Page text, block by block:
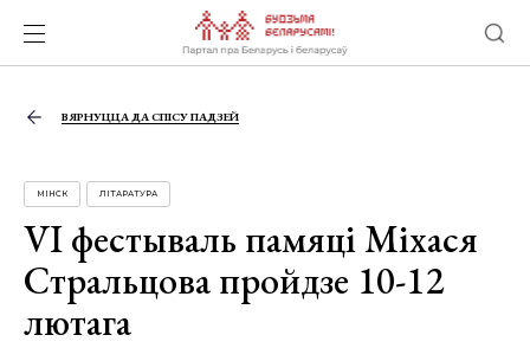
ВЯРНУЦЦА ДА СПІСУ ПАДЗЕЙ
МІНСК ЛІТАРАТУРА
VI фестываль памяці Міхася
Стральцова пройдзе 10-12
лютага